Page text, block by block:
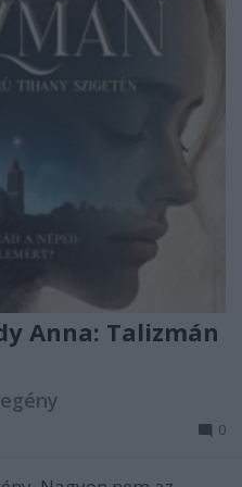
Anna: Talizmán
0